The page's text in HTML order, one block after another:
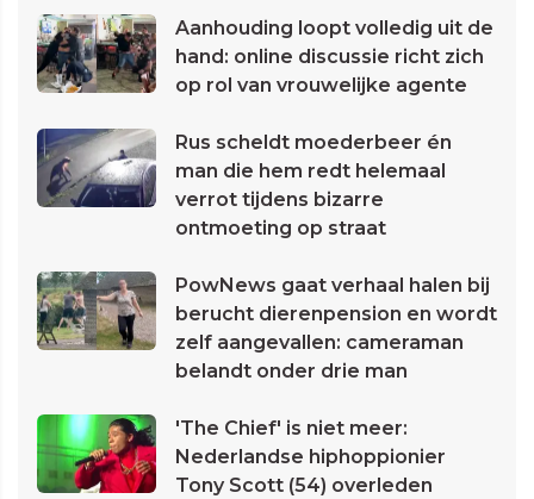
Aanhouding loopt volledig uit de
hand: online discussie richt zich
op rol van vrouwelijke agente
Rus scheldt moederbeer én
man die hem redt helemaal
verrot tijdens bizarre
ontmoeting op straat
PowNews gaat verhaal halen bij
berucht dierenpension en wordt
zelf aangevallen: cameraman
belandt onder drie man
'The Chief' is niet meer:
Nederlandse hiphoppionier
Tony Scott (54) overleden